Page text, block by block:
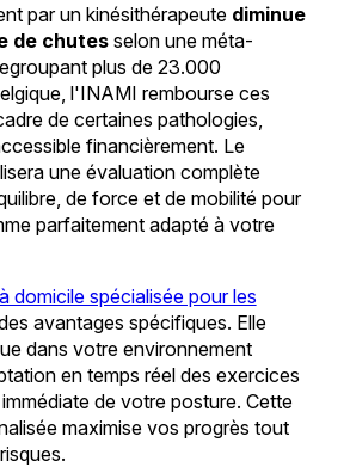
par un kinésithérapeute diminue
de chutesselon une méta-
plus de 23.000
l'INAMI rembourse ces
de certaines pathologies,
financièrement. Le
une évaluation complète
de force et de mobilité pour
parfaitement adapté à votre
domicile spécialisée pour les
avantages spécifiques. Elle
dans votre environnement
en temps réel des exercices
de votre posture. Cette
maximise vos progrès tout